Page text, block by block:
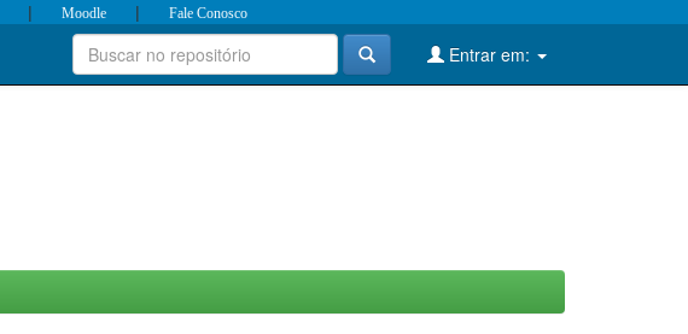
| Moodle | Fale Conosco
Entrar em: